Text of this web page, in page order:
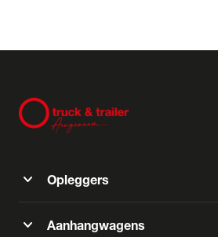
expand_more Opleggers
expand_more Aanhangwagens